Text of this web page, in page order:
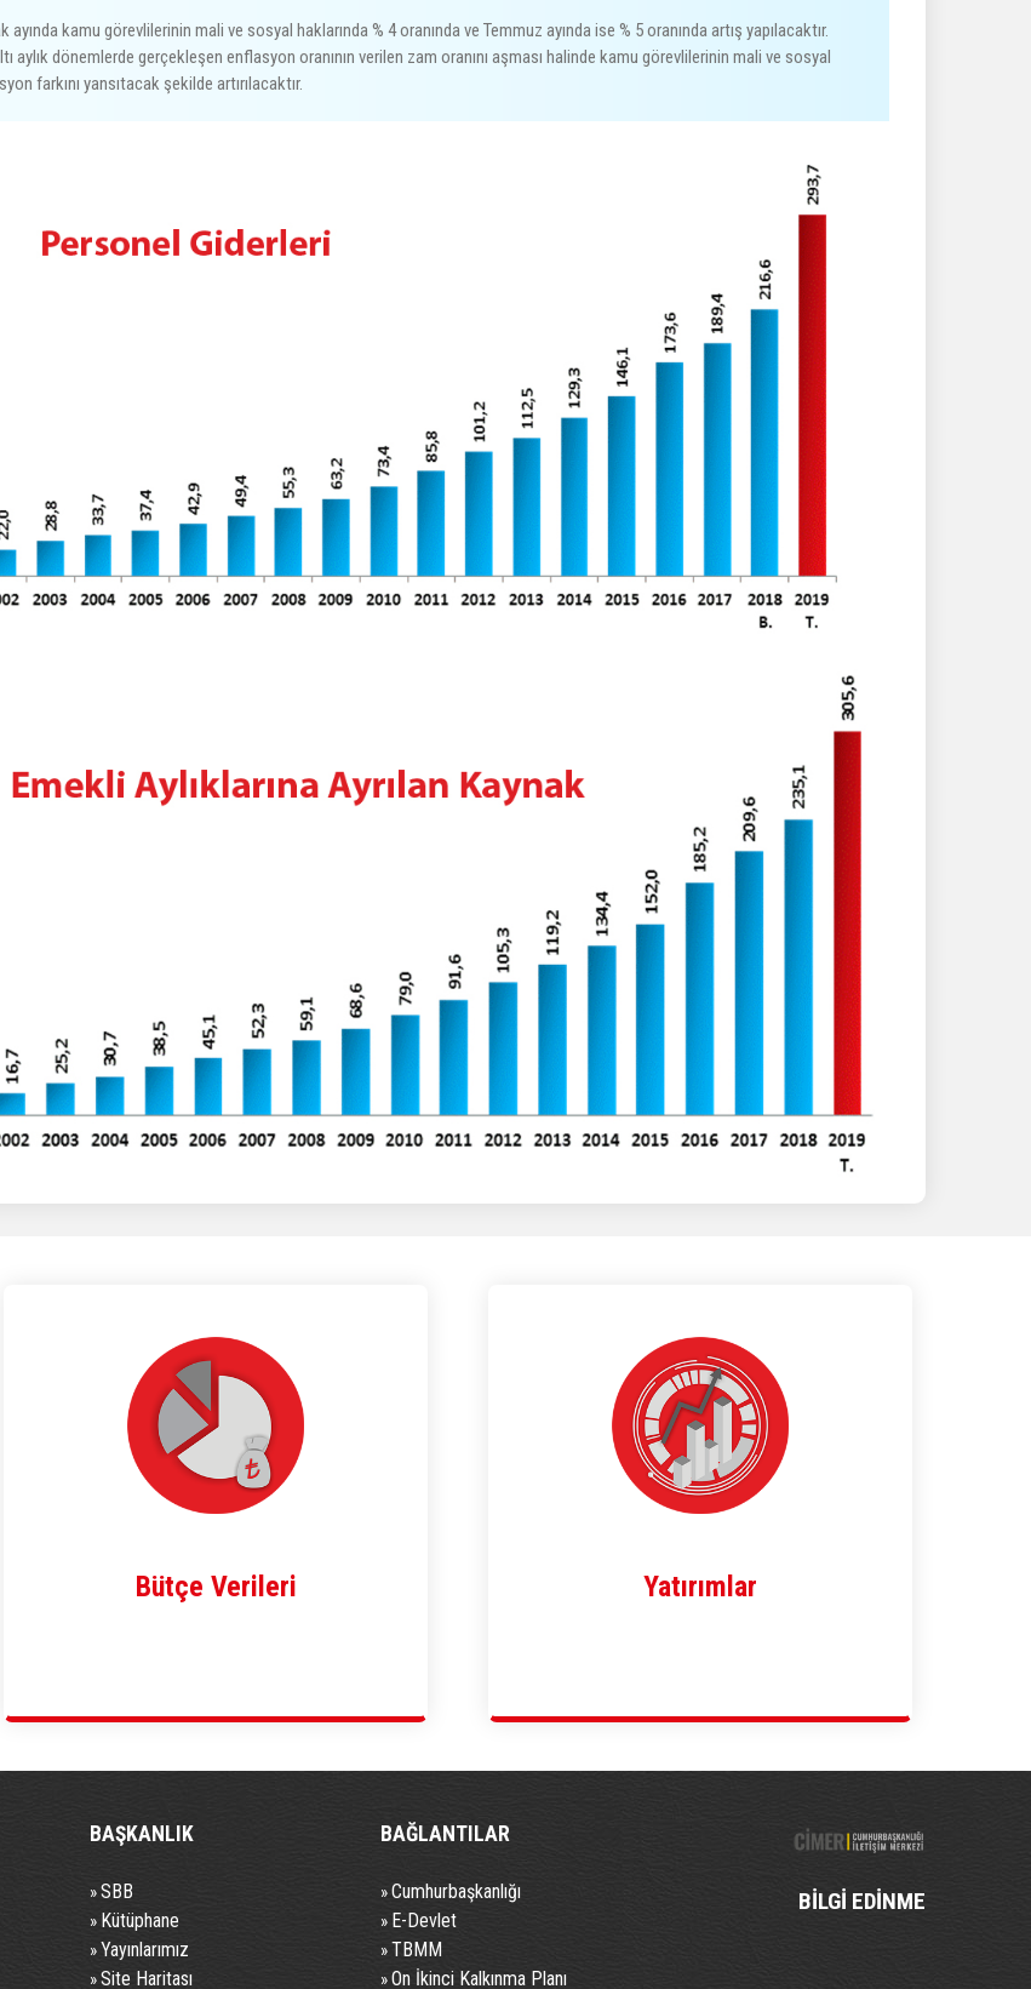
ayında kamu görevlilerinin mali ve sosyal haklarında % 4 oranında ve Temmuz ayında ise % 5 oranında artış yapılacaktır.
aylık dönemlerde gerçekleşen enflasyon oranının verilen zam oranını aşması halinde kamu görevlilerinin mali ve sosyal
farkını yansıtacak şekilde artırılacaktır.
Bütçe Verileri Yatırımlar
BAŞKANLIK
»SBB
» Kütüphane
»Yayınlarımız
»Site Haritası
BAĞLANTILAR
»Cumhurbaşkanlığı
» E-Devlet
»TBMM
»On İkinci Kalkınma Planı
BİLGİ EDİNME